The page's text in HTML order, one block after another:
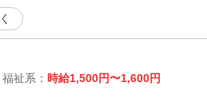
祉系： 時給1,500円〜1,600円